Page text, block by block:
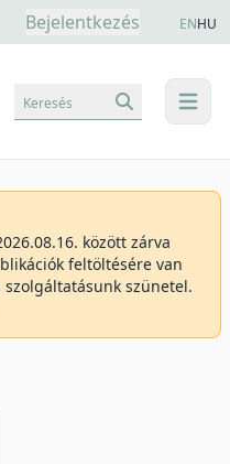
Bejelentkezés ENHU
menu
Keresés
között zárva
feltöltésére van
szünetel.